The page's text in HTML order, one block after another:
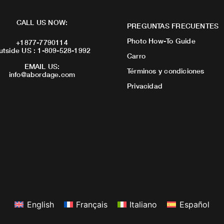
CALL US NOW:
+1877-7790114
US : 1-809-528-1992
EMAIL US:
info@abordage.com
PREGUNTAS FRECUENTES
Photo How-To Guide
Carro
Términos y condiciones
Privacidad
English Français Italiano Español